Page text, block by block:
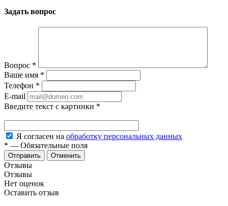
Задать вопрос
Вопрос *
Ваше имя *
Телефон *
E-mail
Введите текст с картинки *
Я согласен на обработку персональных данных
* — Обязательные поля
Отменить
Отзывы
Отзывы
Нет оценок
Оставить отзыв